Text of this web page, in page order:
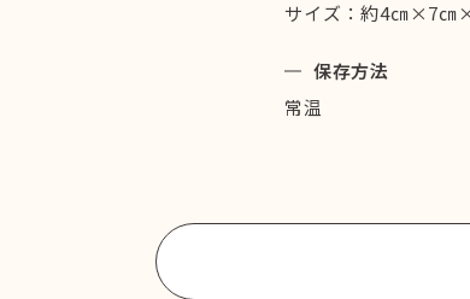
サイズ：約4㎝×7㎝
保存方法
常温